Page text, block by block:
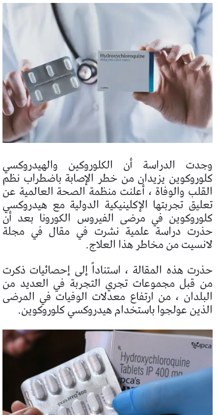
وجدت الدراسة أن الكلوروكين والهيدروكسي
كلوروكوين يزيدان من خطر الإصابة باضطراب نظم
القلب والوفاة ، أعلنت منظمة الصحة العالمية عن
تعليق تجربتها الإكلينيكية الدولية مع هيدروكسي
كلوروكوين في مرضى الفيروس الكورونا بعد أن
حذرت دراسة علمية نشرت في مقال في مجلة
لانسيت من مخاطر هذا العلاج.
حذرت هذه المقالة ، استناداً إلى إحصائيات ذكرت
من قبل مجموعات تجري التجربة في العديد من
البلدان ، من ارتفاع معدلات الوفيات في المرضى
الذين عولجوا باستخدام هيدروكسي كلوروكوين.